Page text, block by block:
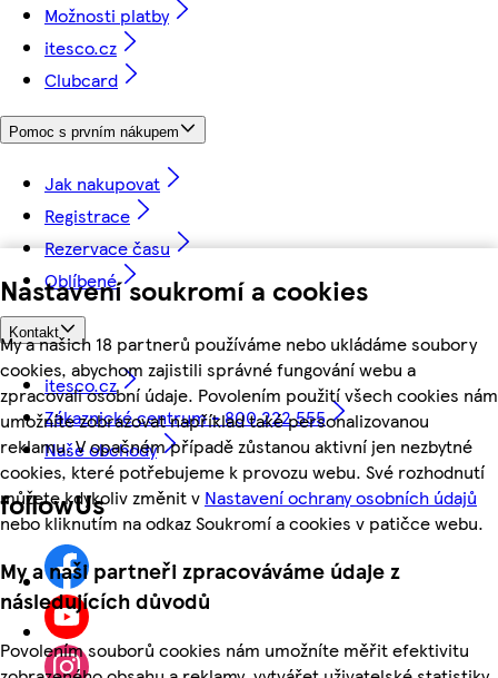
Nastavení soukromí a cookies
My a našich 18 partnerů používáme nebo ukládáme soubory
cookies, abychom zajistili správné fungování webu a
zpracovali osobní údaje. Povolením použití všech cookies nám
umožníte zobrazovat například také personalizovanou
reklamu. V opačném případě zůstanou aktivní jen nezbytné
cookies, které potřebujeme k provozu webu. Své rozhodnutí
můžete kdykoliv změnit v Nastavení ochrany osobních údajů
nebo kliknutím na odkaz Soukromí a cookies v patičce webu.
My a naši partneři zpracováváme údaje z
následujících důvodů
Povolením souborů cookies nám umožníte měřit efektivitu
Možnosti platby
itesco.cz
Clubcard
Pomoc s prvním nákupem
Jak nakupovat
Registrace
Rezervace času
Oblíbené
Kontakt
itesco.cz
Zákaznické centrum - 800 222 555
Naše obchody
followUs